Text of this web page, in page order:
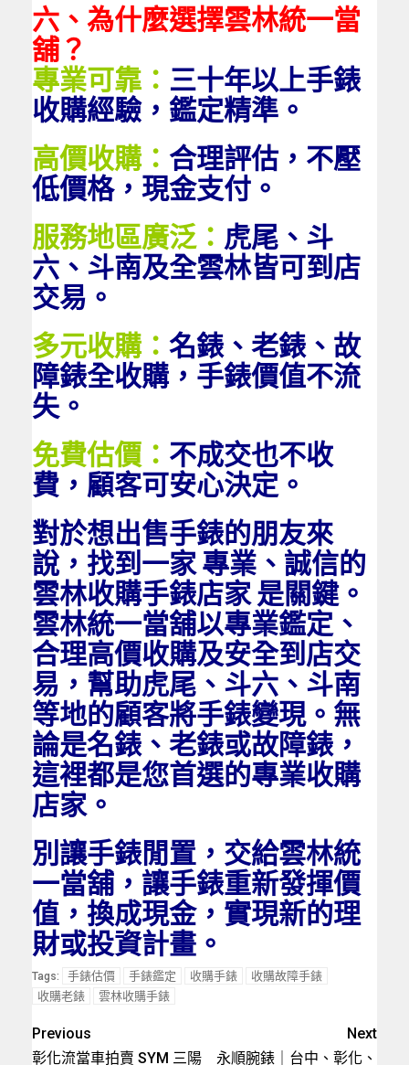
六、為什麼選擇雲林統一當
舖？
專業可靠： 三十年以上手錶
收購經驗，鑑定精準。
高價收購： 合理評估，不壓
低價格，現金支付。
服務地區廣泛： 虎尾、斗
六、斗南及全雲林皆可到店
交易。
多元收購： 名錶、老錶、故
障錶全收購，手錶價值不流
失。
免費估價： 不成交也不收
費，顧客可安心決定。
對於想出售手錶的朋友來
說，找到一家 專業、誠信的
雲林收購手錶店家 是關鍵。
雲林統一當舖以專業鑑定、
合理高價收購及安全到店交
易，幫助虎尾、斗六、斗南
等地的顧客將手錶變現。無
論是名錶、老錶或故障錶，
這裡都是您首選的專業收購
店家。
別讓手錶閒置，交給雲林統
一當舖，讓手錶重新發揮價
值，換成現金，實現新的理
財或投資計畫。
Tags: 手錶估價 手錶鑑定 收購手錶
收購故障手錶
收購老錶
雲林收購手錶
Previous
彰化流當車拍賣 SYM 三陽
Next
永順腕錶｜台中、彰化、